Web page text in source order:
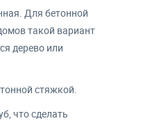
Для бетонной
такой вариант
дерево или
стяжкой.
что сделать